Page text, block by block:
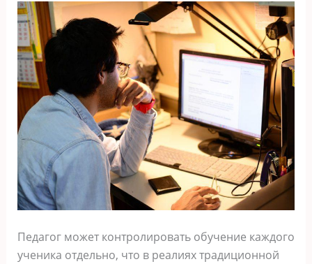
Педагог может контролировать обучение каждого
ученика отдельно, что в реалиях традиционной